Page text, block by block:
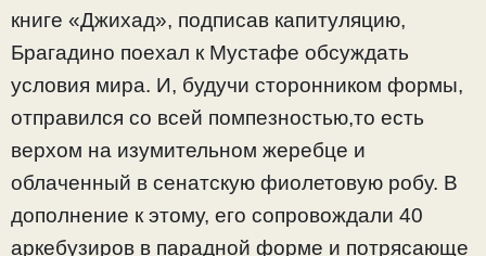
книге «Джихад», подписав капитуляцию,
Брагадино поехал к Мустафе обсуждать
условия мира. И, будучи сторонником формы,
отправился со всей помпезностью,то есть
верхом на изумительном жеребце и
облаченный в сенатскую фиолетовую робу. В
дополнение к этому, его сопровождали 40
аркебузиров в парадной форме и потрясающе